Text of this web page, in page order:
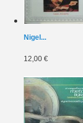
Nigel...
12,00 €